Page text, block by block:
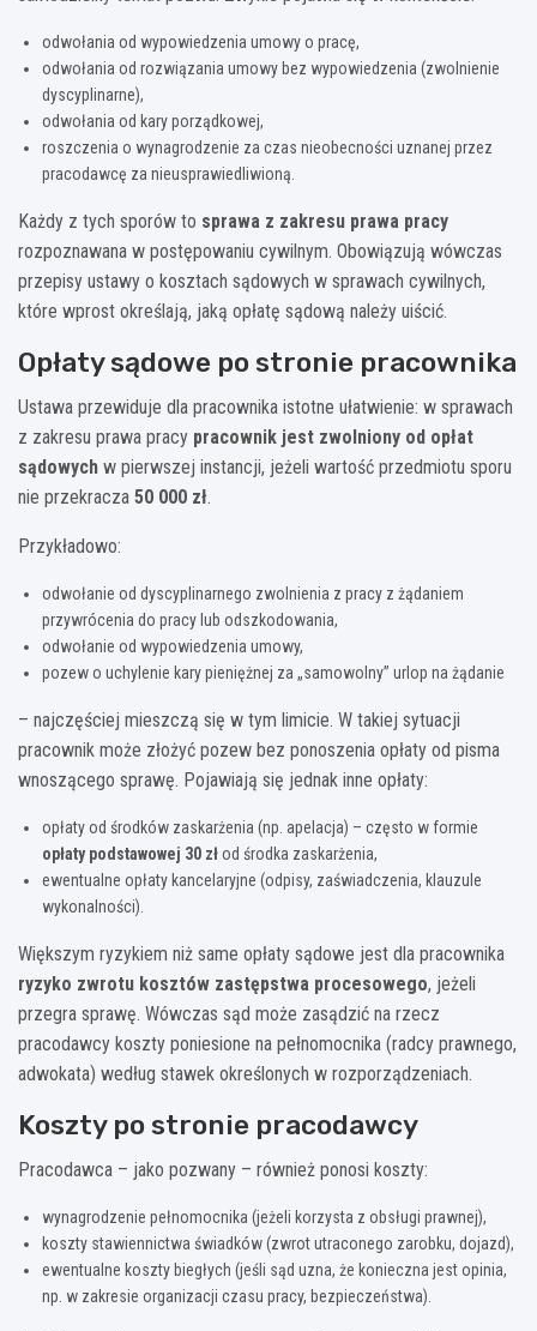
odwołania od wypowiedzenia umowy o pracę,
odwołania od rozwiązania umowy bez wypowiedzenia (zwolnienie
dyscyplinarne),
odwołania od kary porządkowej,
roszczenia o wynagrodzenie za czas nieobecności uznanej przez
pracodawcę za nieusprawiedliwioną.
Każdy z tych sporów to sprawa z zakresu prawa pracy
rozpoznawana w postępowaniu cywilnym. Obowiązują wówczas
przepisy ustawy o kosztach sądowych w sprawach cywilnych,
które wprost określają, jaką opłatę sądową należy uiścić.
Opłaty sądowe po stronie pracownika
Ustawa przewiduje dla pracownika istotne ułatwienie: w sprawach
z zakresu prawa pracy pracownik jest zwolniony od opłat
sądowych w pierwszej instancji, jeżeli wartość przedmiotu sporu
nie przekracza 50 000 zł.
Przykładowo:
odwołanie od dyscyplinarnego zwolnienia z pracy z żądaniem
przywrócenia do pracy lub odszkodowania,
odwołanie od wypowiedzenia umowy,
pozew o uchylenie kary pieniężnej za „samowolny” urlop na żądanie
– najczęściej mieszczą się w tym limicie. W takiej sytuacji
pracownik może złożyć pozew bez ponoszenia opłaty od pisma
wnoszącego sprawę. Pojawiają się jednak inne opłaty:
opłaty od środków zaskarżenia (np. apelacja) – często w formie
opłaty podstawowej 30 złod środka zaskarżenia,
ewentualne opłaty kancelaryjne (odpisy, zaświadczenia, klauzule
wykonalności).
Większym ryzykiem niż same opłaty sądowe jest dla pracownika
ryzyko zwrotu kosztów zastępstwa procesowego, jeżeli
przegra sprawę. Wówczas sąd może zasądzić na rzecz
pracodawcy koszty poniesione na pełnomocnika (radcy prawnego,
adwokata) według stawek określonych w rozporządzeniach.
Koszty po stronie pracodawcy
Pracodawca – jako pozwany – również ponosi koszty:
wynagrodzenie pełnomocnika (jeżeli korzysta z obsługi prawnej),
koszty stawiennictwa świadków (zwrot utraconego zarobku, dojazd),
ewentualne koszty biegłych (jeśli sąd uzna, że konieczna jest opinia,
np. w zakresie organizacji czasu pracy, bezpieczeństwa).